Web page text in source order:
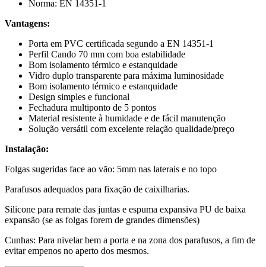
Norma: EN 14351-1
Vantagens:
Porta em PVC certificada segundo a EN 14351-1
Perfil Cando 70 mm com boa estabilidade
Bom isolamento térmico e estanquidade
Vidro duplo transparente para máxima luminosidade
Bom isolamento térmico e estanquidade
Design simples e funcional
Fechadura multiponto de 5 pontos
Material resistente à humidade e de fácil manutenção
Solução versátil com excelente relação qualidade/preço
Instalação:
Folgas sugeridas face ao vão: 5mm nas laterais e no topo
Parafusos adequados para fixação de caixilharias.
Silicone para remate das juntas e espuma expansiva PU de baixa
expansão (se as folgas forem de grandes dimensões)
Cunhas: Para nivelar bem a porta e na zona dos parafusos, a fim de
evitar empenos no aperto dos mesmos.